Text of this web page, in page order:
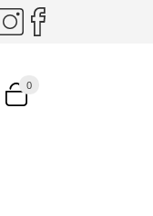
0